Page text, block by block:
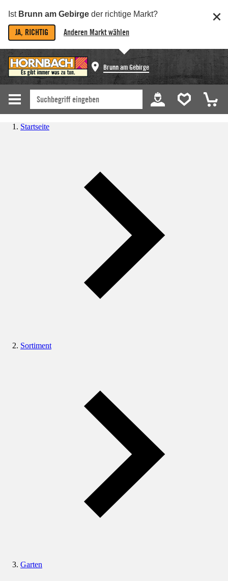
Ist Brunn am Gebirge der richtige Markt?
JA, RICHTIG Anderen Markt wählen
Brunn am Gebirge
Startseite
Sortiment
Garten